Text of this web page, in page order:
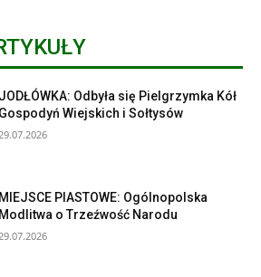
JODŁÓWKA: Odbyła się Pielgrzymka Kół
Gospodyń Wiejskich i Sołtysów
29.07.2026
MIEJSCE PIASTOWE: Ogólnopolska
Modlitwa o Trzeźwość Narodu
29.07.2026